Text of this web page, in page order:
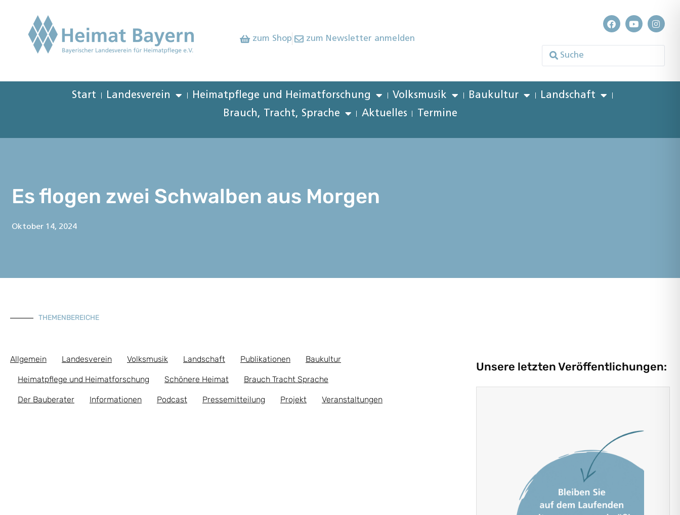
zum Shop zum Newsletter anmelden
Start Landesverein Heimatpflege und Heimatforschung Volksmusik Baukultur
Landschaft
Brauch, Tracht, Sprache
Aktuelles Termine
Es flogen zwei Schwalben aus Morgen
Oktober 14, 2024
THEMENBEREICHE
Allgemein Landesverein Volksmusik Landschaft Publikationen Baukultur
Heimatpflege und Heimatforschung Schönere Heimat Brauch Tracht Sprache
Der Bauberater Informationen Podcast Pressemitteilung Projekt Veranstaltungen
Unsere letzten Veröffentlichungen: